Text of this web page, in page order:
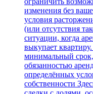
изменения без
условия
(или отсутствия
ситуации, когда
выкупает
минимальный срок,
обязанностью
определённых
собственности